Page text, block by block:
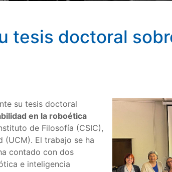
tesis doctoral
su tesis doctoral
en la roboética
de Filosofía (CSIC),
(UCM). El trabajo se ha
contado con dos
e inteligencia